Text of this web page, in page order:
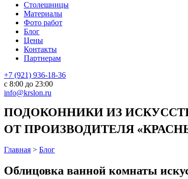
Столешницы
Материалы
Фото работ
Блог
Цены
Контакты
Партнерам
+7 (921) 936-18-36
с 8:00 до 23:00
info@krslon.ru
ПОДОКОННИКИ ИЗ
ОТ ПРОИЗВОДИТЕЛЯ
Главная > Блог
Облицовка ванной комнаты